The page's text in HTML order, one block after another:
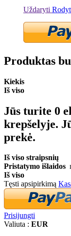
Uždaryti
Produktas
Kiekis
Iš viso
Jūs turite 0
krepšelyje.
prekė.
Iš viso straipsnių
Pristatymo išlaidos
Iš viso
Tęsti apsipirkimą
Prisijungti
Valiuta : EUR